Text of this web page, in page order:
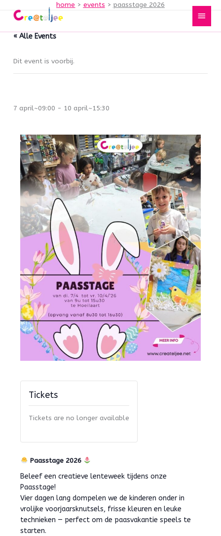
naar
de
home events paasstage 2026
« Alle Events
Dit event is voorbij.
7 april~09:00 - 10 april~15:30
Tickets
Tickets are no longer available
Paasstage 2026
Beleef een creatieve lenteweek tijdens onze
Paasstage!
Vier dagen lang dompelen we de kinderen onder in
vrolijke voorjaarsknutsels, frisse kleuren en leuke
technieken — perfect om de paasvakantie speels te
starten.